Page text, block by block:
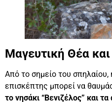
Μαγευτική Θέα
Από το σημείο του σπηλαίου,
επισκέπτης μπορεί να
το νησάκι “Βενιζέλος” και